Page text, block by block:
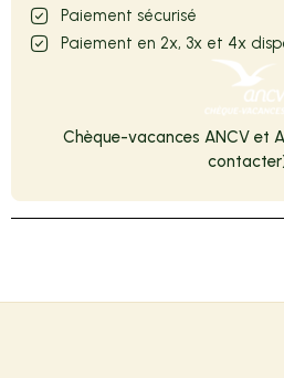
Paiement sécurisé
Paiement en 2x, 3x et 4x
Chèque-vacances ANCV et